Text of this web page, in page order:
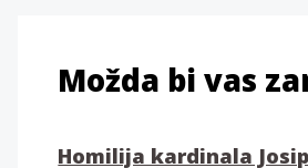
Možda bi vas
Homilija kardinala